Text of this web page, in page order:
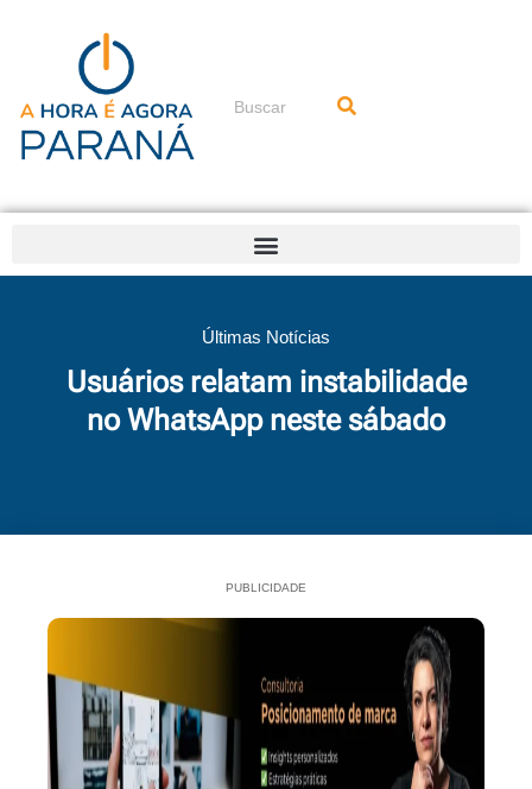
conteúdo
Pesquisar
Últimas Notícias
Usuários relatam instabilidade
no WhatsApp neste sábado
PUBLICIDADE